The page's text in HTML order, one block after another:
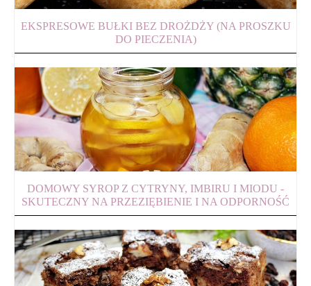
EKSPRESOWE BUŁKI BEZ DROŻDŻY (NA PROSZKU
DO PIECZENIA)
DOMOWY SYROP Z CYTRYNY, IMBIRU I MIODU -
SKUTECZNY NA PRZEZIĘBIENIE I NA ODPORNOŚĆ